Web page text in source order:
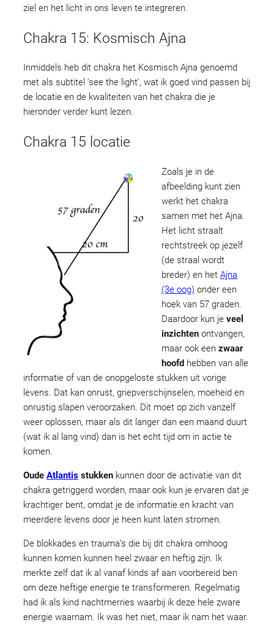
ziel en het licht in ons leven te integreren.
Chakra 15: Kosmisch Ajna
Inmiddels heb dit chakra het Kosmisch Ajna genoemd
met als subtitel ‘see the light’, wat ik goed vind passen bij
de locatie en de kwaliteiten van het chakra die je
hieronder verder kunt lezen.
Chakra 15 locatie
Zoals je in de
afbeelding kunt zien
werkt het chakra
samen met het Ajna.
Het licht straalt
rechtstreek op jezelf
(de straal wordt
breder) en hetAjna
(3e oog) onder een
hoek van 57 graden.
Daardoor kun jeveel
inzichten ontvangen,
maar ook eenzwaar
hoofd hebben van alle
informatie of van de onopgeloste stukken uit vorige
levens. Dat kan onrust, griepverschijnselen, moeheid en
onrustig slapen veroorzaken. Dit moet op zich vanzelf
weer oplossen, maar als dit langer dan een maand duurt
(wat ik al lang vind) dan is het echt tijd om in actie te
komen.
Oude Atlantis stukken kunnen door de activatie van dit
chakra getriggerd worden, maar ook kun je ervaren dat je
krachtiger bent, omdat je de informatie en kracht van
meerdere levens door je heen kunt laten stromen.
De blokkades en trauma’s die bij dit chakra omhoog
kunnen komen kunnen heel zwaar en heftig zijn. Ik
merkte zelf dat ik al vanaf kinds af aan voorbereid ben
om deze heftige energie te transformeren. Regelmatig
had ik als kind nachtmerries waarbij ik deze hele zware
energie waarnam. Ik was het niet, maar ik nam het waar.